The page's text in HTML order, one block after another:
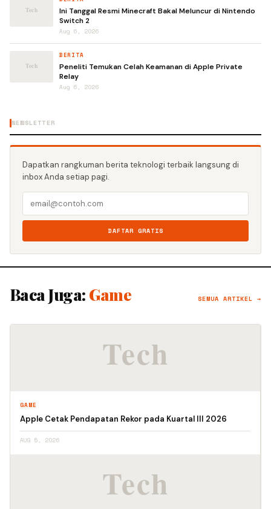
Ini Tanggal Resmi Minecraft Bakal Meluncur di Nintendo
Switch 2
Aug 6, 2026
BERITA
Peneliti Temukan Celah Keamanan di Apple Private
Relay
Aug 6, 2026
NEWSLETTER
Dapatkan rangkuman berita teknologi terbaik langsung di
inbox Anda setiap pagi.
DAFTAR GRATIS
Baca Juga: Game SEMUA ARTIKEL →
GAME
Apple Cetak Pendapatan Rekor pada Kuartal III 2026
AUG 5, 2026